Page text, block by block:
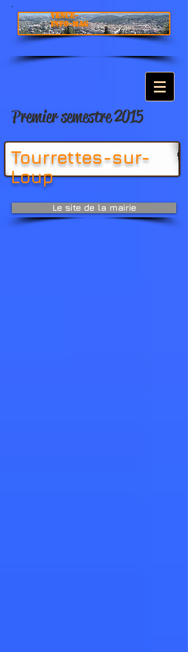
VENCE-
INFO-MAG
Premier semestre 2015
Tourrettes-sur-
Loup
Le site de la mairie